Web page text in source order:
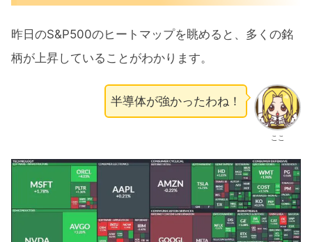
昨日のS&P500のヒートマップを眺めると、多くの銘
柄が上昇していることがわかります。
ここ
半導体が強かったわね！